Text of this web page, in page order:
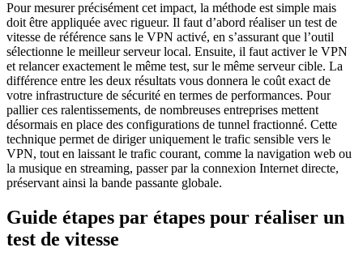
Pour mesurer précisément cet impact, la méthode est simple mais
doit être appliquée avec rigueur. Il faut d’abord réaliser un test de
vitesse de référence sans le VPN activé, en s’assurant que l’outil
sélectionne le meilleur serveur local. Ensuite, il faut activer le VPN
et relancer exactement le même test, sur le même serveur cible. La
différence entre les deux résultats vous donnera le coût exact de
votre infrastructure de sécurité en termes de performances. Pour
pallier ces ralentissements, de nombreuses entreprises mettent
désormais en place des configurations de tunnel fractionné. Cette
technique permet de diriger uniquement le trafic sensible vers le
VPN, tout en laissant le trafic courant, comme la navigation web ou
la musique en streaming, passer par la connexion Internet directe,
préservant ainsi la bande passante globale.
Guide étapes par étapes pour réaliser un
test de vitesse